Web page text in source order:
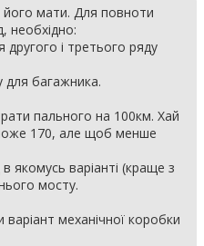
мати. Для повноти
необхідно:
і третього ряду
для багажника.
пального на 100км. Хай
може 170, але щоб менше
якомусь варіанті (краще з
мосту.
механічної коробки